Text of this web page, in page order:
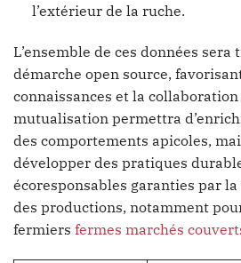
l’extérieur de la ruche.
L’ensemble de ces données sera
démarche open source,
connaissances et la
mutualisation permettra
des comportements apicoles,
développer des pratiques
écoresponsables garanties par
des productions, notamment
fermiers fermes marchés